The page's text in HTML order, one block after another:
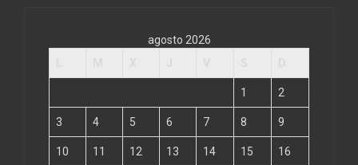
agosto 2026
1 2
3 4 5 6 7 8 9
10 11 12 13 14 15 16